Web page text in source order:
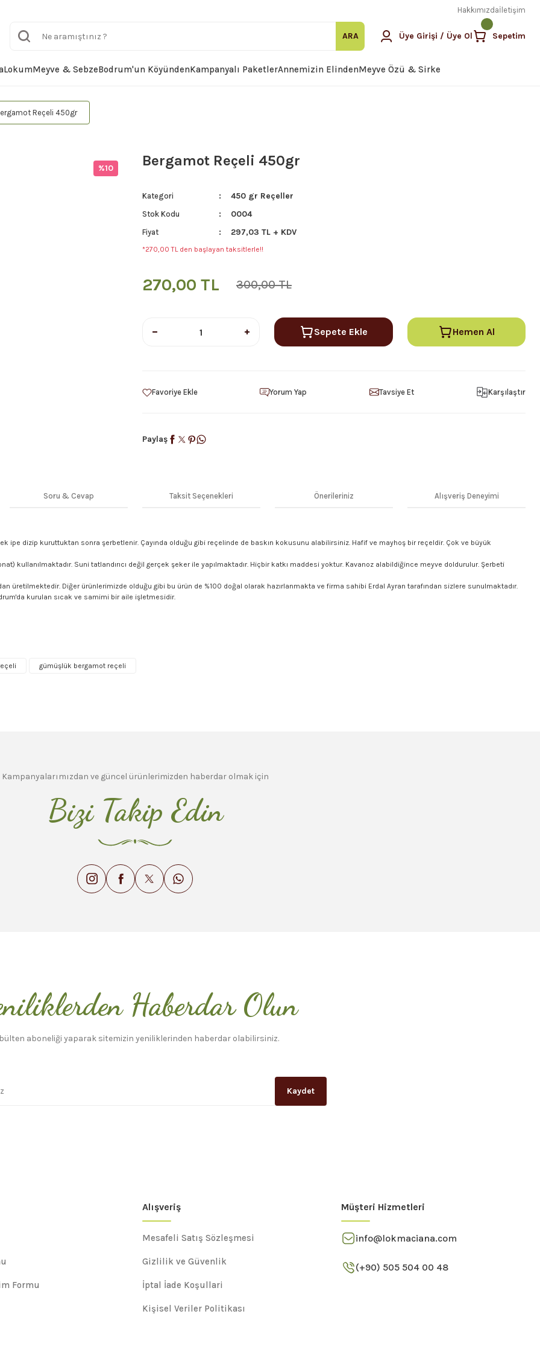
Hakkımızdaİletişim
ARA Üye Girişi / Üye Ol Sepetim
LokumMeyve & SebzeBodrum'un KöyündenKampanyalı PaketlerAnnemizin ElindenMeyve Özü & Sirke
Reçeli 450gr
%10 Bergamot Reçeli 450gr
Kategori 450 gr Reçeller
Stok Kodu 0004
Fiyat 297,03 TL + KDV
*270,00 TL den başlayan taksitlerle!!
270,00 TL 300,00 TL
Sepete Ekle Hemen Al
Yorum Yap Tavsiye Et Karşılaştır
Paylaş
Soru & Cevap Taksit Seçenekleri Önerileriniz Alışveriş Deneyimi
ipe dizip kuruttuktan sonra şerbetlenir. Çayında olduğu gibi reçelinde de baskın kokusunu alabilirsiniz. Hafif ve mayhoş bir reçeldir. Çok ve büyük
kullanılmaktadır. Suni tatlandırıcı değil gerçek şeker ile yapılmaktadır. Hiçbir katkı maddesi yoktur. Kavanoz alabildiğince meyve doldurulur. Şerbeti
üretilmektedir. Diğer ürünlerimizde olduğu gibi bu ürün de %100 doğal olarak hazırlanmakta ve firma sahibi Erdal Ayran tarafından sizlere sunulmaktadır.
kurulan sıcak ve samimi bir aile işletmesidir.
Gönder
gümüşlük bergamot reçeli
Kampanyalarımızdan ve güncel ürünlerimizden haberdar olmak için
Bizi Takip Edin
Haberdar Olun
aboneliği yaparak sitemizin yeniliklerinden haberdar olabilirsiniz.
Kaydet
Formu
Alışveriş
Mesafeli Satış Sözleşmesi
Gizlilik ve Güvenlik
İptal İade Koşullari
Kişisel Veriler Politikası
Müşteri Hizmetleri
info@lokmaciana.com
(+90) 505 504 00 48